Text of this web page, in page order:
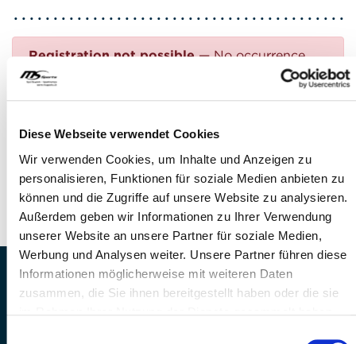
Diese Webseite verwendet Cookies
Wir verwenden Cookies, um Inhalte und Anzeigen zu
personalisieren, Funktionen für soziale Medien anbieten zu
können und die Zugriffe auf unsere Website zu analysieren.
Außerdem geben wir Informationen zu Ihrer Verwendung
unserer Website an unsere Partner für soziale Medien,
Werbung und Analysen weiter. Unsere Partner führen diese
Informationen möglicherweise mit weiteren Daten
zusammen, die Sie ihnen bereitgestellt haben oder die sie
Registration not possible— No occurrence
found
Questions?
FEEL FREE TO CONTACT US!
Phone: +41 41 260 33 67
E-mail:info(at)mssports.ch
MS Sports AG • Sonnenrain 3b • CH-6221